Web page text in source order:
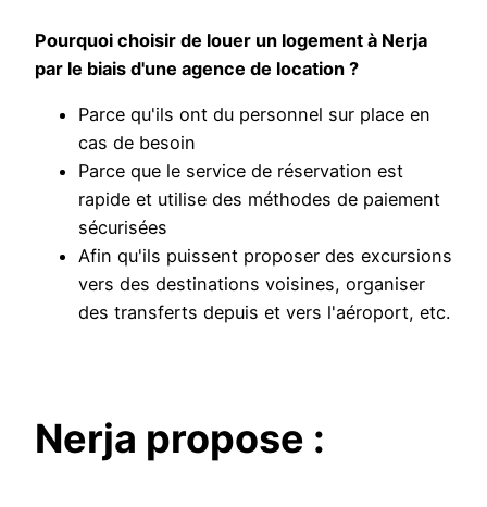
Pourquoi choisir de louer un logement à Nerja
par le biais d'une agence de location ?
Parce qu'ils ont du personnel sur place en
cas de besoin
Parce que le service de réservation est
rapide et utilise des méthodes de paiement
sécurisées
Afin qu'ils puissent proposer des excursions
vers des destinations voisines, organiser
des transferts depuis et vers l'aéroport, etc.
Nerja propose :